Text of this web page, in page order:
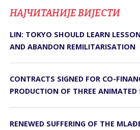
НАЈЧИТАНИЈЕ ВИЈЕСТИ
LIN: TOKYO SHOULD LEARN
AND ABANDON REMILITARISATION
CONTRACTS SIGNED FOR CO-
PRODUCTION OF THREE ANIMATED
RENEWED SUFFERING OF THE